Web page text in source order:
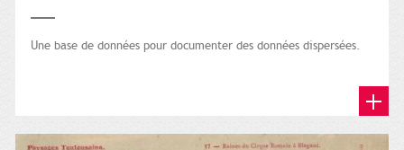
Une base de données pour documenter des données dispersées.